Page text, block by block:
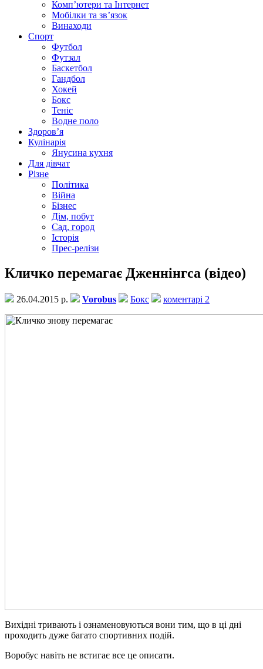
Комп’ютери та Інтернет
Мобілки та зв’язок
Винаходи
Спорт
Футбол
Футзал
Баскетбол
Гандбол
Хокей
Бокс
Теніс
Водне поло
Здоров’я
Кулінарія
Янусина кухня
Для дівчат
Різне
Політика
Війна
Бізнес
Дім, побут
Сад, город
Історія
Прес-релізи
Кличко перемагає Дженнінгса (відео)
26.04.2015 р. Vorobus Бокс коментарі 2
Вихідні тривають і ознаменовуються вони тим, що в ці дні
проходить дуже багато спортивних подій.
Воробус навіть не встигає все це описати.